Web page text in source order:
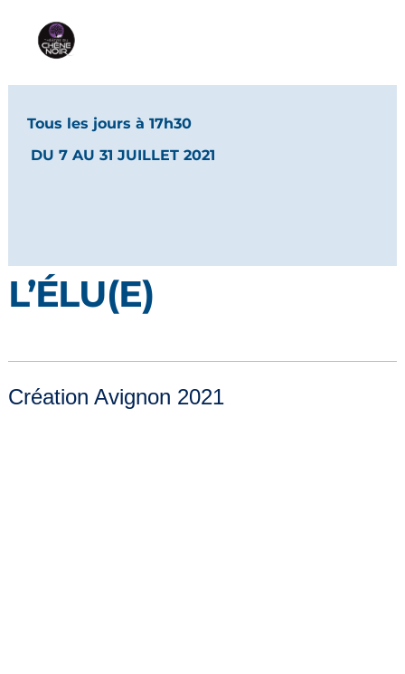
Tous les jours à 17h30
DU 7 AU 31 JUILLET 2021
L’ÉLU(E)
Création Avignon 2021